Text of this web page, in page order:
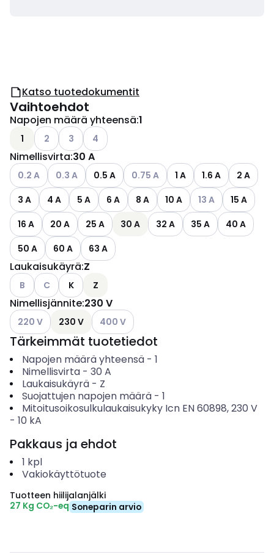
Katso tuotedokumentit
Vaihtoehdot
Napojen määrä yhteensä:1
1 Katso käytettävissä olevat vaihtoehdot
2 Katso käytettävissä olevat vaihtoehdot
3 Katso käytettävissä olevat vaihtoehdot
4
Nimellisvirta:30 A
Katso käytettävissä olevat vaihtoehdot
0.2 A Katso käytettävissä olevat vaihtoehdot
0.3 A 0.5 A Katso käytettävissä olevat
0.75 A 1 A 1.6 A
2 A
3 A
4 A 5 A 6 A 8 A 10 A Katso
13 A
15 A
16 A
20 A 25 A 30 A 32 A 35 A
40 A
50 A
60 A 63 A
Laukaisukäyrä:Z
Katso käytettävissä olevat vaihtoehdot
B Katso käytettävissä olevat vaihtoehdot
C K Z
Nimellisjännite:230 V
Katso käytettävissä olevat vaihtoehdot
220 V 230 V Katso käytettävissä olevat vaihtoehdot
400 V
Tärkeimmät tuotetiedot
Napojen määrä yhteensä- 1
Nimellisvirta- 30 A
Laukaisukäyrä- Z
Suojattujen napojen määrä- 1
Mitoitusoikosulkulaukaisukyky Icn EN 60898, 230 V
- 10 kA
Pakkaus ja ehdot
1 kpl
Vakiokäyttötuote
Tuotteen hiilijalanjälki
27 Kg CO₂-eq Soneparin arvio